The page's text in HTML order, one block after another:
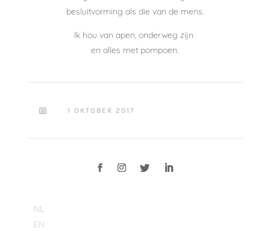
besluitvorming als die van de mens.
Ik hou van apen, onderweg zijn
en alles met pompoen.
 1 OKTOBER 2017
NL
EN